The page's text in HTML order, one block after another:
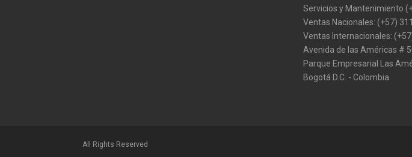
Servicios y Mantenimiento
Ventas Nacionales: (+57)
Ventas Internacionales:
Avenida de las Américas #
Parque Empresarial Las
Bogotá D.C. - Colombia
All Rights Reserved